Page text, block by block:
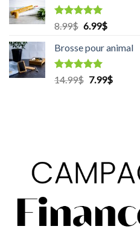
Rated
5.00
out of 5
8.99$ Original
was:
8.99$.
6.99$Current
is:
Brosse pour animal
Rated5.00
out of 5
14.99$ Original
7.99$Current